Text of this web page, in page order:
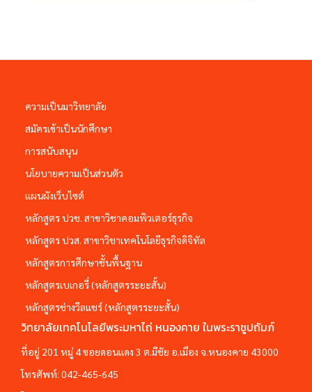
ความเป็นมาวิทยาลัย
สมัครเข้าเป็นนักศึกษา
การสนับสนุน
นโยบายความเป็นส่วนตัว
แผนผังเว็บไซต์
หลักสูตร ปวช. สาขาวิชาคอมพิวเตอร์ธุรกิจ
หลักสูตร ปวส. สาขาวิชาเทคโนโลยีธุรกิจดิจิทัล
หลักสูตรการศึกษาชั้นพื้นฐาน
หลักสูตรเบเกอรี่ (หลักสูตรระยะสั้น)
หลักสูตรช่างวีลแชร์ (หลักสูตรระยะสั้น)
วิทยาลัยเทคโนโลยีพระมหาไถ่ หนองคาย ในพระราชูปถัมภ์
ที่อยู่ 201 หมู่ 4 ซอยดอนแดง 3 ต.มีชัย อ.เมือง จ.หนองคาย 43000
โทรศัพท์: 042-465-645